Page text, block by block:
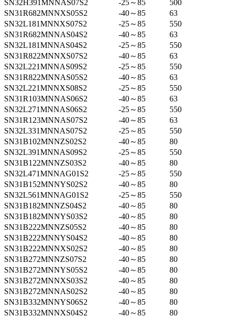
SN32H391MNNAS07S2
-25～85
500
SN31R682MNNXS05S2
-40～85
63
SN32L181MNNXS07S2
-25～85
550
SN31R682MNNAS04S2
-40～85
63
SN32L181MNNAS04S2
-25～85
550
SN31R822MNNXS07S2
-40～85
63
SN32L221MNNAS09S2
-25～85
550
SN31R822MNNAS05S2
-40～85
63
SN32L221MNNXS08S2
-25～85
550
SN31R103MNNAS06S2
-40～85
63
SN32L271MNNAS06S2
-25～85
550
SN31R123MNNAS07S2
-40～85
63
SN32L331MNNAS07S2
-25～85
550
SN31B102MNNZS02S2
-40～85
80
SN32L391MNNAS09S2
-25～85
550
SN31B122MNNZS03S2
-40～85
80
SN32L471MNNAG01S2
-25～85
550
SN31B152MNNYS02S2
-40～85
80
SN32L561MNNAG01S2
-25～85
550
SN31B182MNNZS04S2
-40～85
80
SN31B182MNNYS03S2
-40～85
80
SN31B222MNNZS05S2
-40～85
80
SN31B222MNNYS04S2
-40～85
80
SN31B222MNNXS02S2
-40～85
80
SN31B272MNNZS07S2
-40～85
80
SN31B272MNNYS05S2
-40～85
80
SN31B272MNNXS03S2
-40～85
80
SN31B272MNNAS02S2
-40～85
80
SN31B332MNNYS06S2
-40～85
80
SN31B332MNNXS04S2
-40～85
80